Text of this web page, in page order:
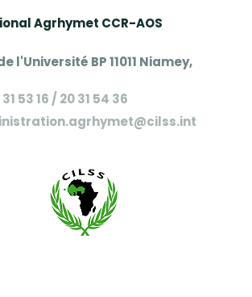
Agrhymet CCR-AOS
l'Université BP 11011 Niamey,
53 16 / 20 31 54 36